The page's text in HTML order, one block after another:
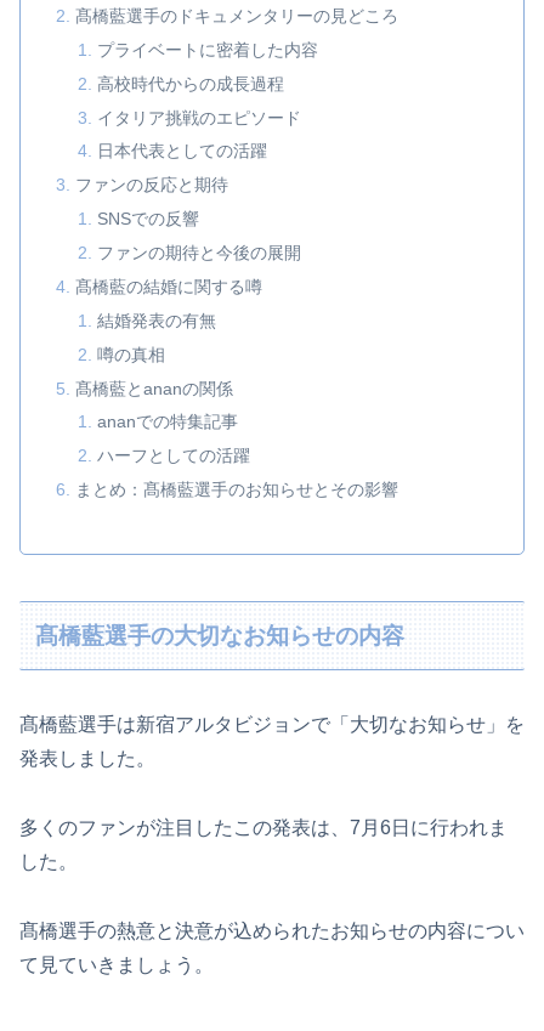
髙橋藍選手のドキュメンタリーの見どころ
プライベートに密着した内容
高校時代からの成長過程
イタリア挑戦のエピソード
日本代表としての活躍
ファンの反応と期待
SNSでの反響
ファンの期待と今後の展開
髙橋藍の結婚に関する噂
結婚発表の有無
噂の真相
髙橋藍とananの関係
ananでの特集記事
ハーフとしての活躍
まとめ：髙橋藍選手のお知らせとその影響
髙橋藍選手の大切なお知らせの内容
髙橋藍選手は新宿アルタビジョンで「大切なお知らせ」を
発表しました。
多くのファンが注目したこの発表は、7月6日に行われま
した。
髙橋選手の熱意と決意が込められたお知らせの内容につい
て見ていきましょう。